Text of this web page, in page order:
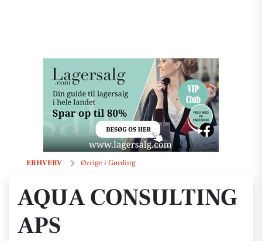
ERHVERV Øvrige i Gørding
Aqua Consulting ApS
AQUA CONSULTING
APS